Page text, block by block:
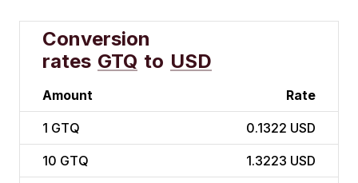
Conversion
rates GTQ to USD
Amount Rate
1 GTQ 0.1322 USD
10 GTQ 1.3223 USD